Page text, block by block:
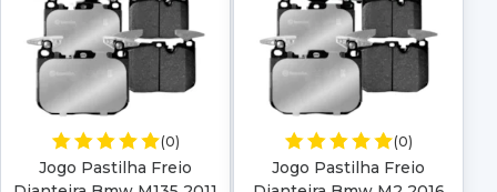
(0)
Jogo Pastilha Freio
(0)
Jogo Pastilha Freio